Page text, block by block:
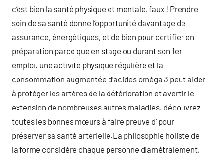
c’est bien la santé physique et mentale, faux ! Prendre
soin de sa santé donne l’opportunité davantage de
assurance, énergétiques, et de bien pour certifier en
préparation parce que en stage ou durant son 1er
emploi. une activité physique régulière et la
consommation augmentée d’acides oméga 3 peut aider
à protéger les artères de la détérioration et avertir le
extension de nombreuses autres maladies. découvrez
toutes les bonnes mœurs à faire preuve d’ pour
préserver sa santé artérielle.La philosophie holiste de
la forme considère chaque personne diamétralement,